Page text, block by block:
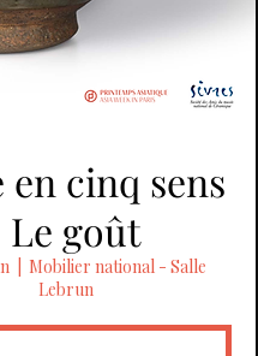
en cinq sens
Le goût
  |
Mobilier national - Salle
Lebrun